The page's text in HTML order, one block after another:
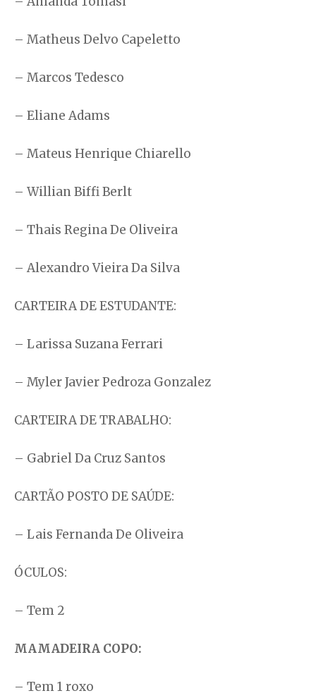
– Matheus Delvo Capeletto
– Marcos Tedesco
– Eliane Adams
– Mateus Henrique Chiarello
– Willian Biffi Berlt
– Thais Regina De Oliveira
– Alexandro Vieira Da Silva
CARTEIRA DE ESTUDANTE:
– Larissa Suzana Ferrari
– Myler Javier Pedroza Gonzalez
CARTEIRA DE TRABALHO:
– Gabriel Da Cruz Santos
CARTÃO POSTO DE SAÚDE:
– Lais Fernanda De Oliveira
ÓCULOS:
– Tem 2
MAMADEIRA COPO:
– Tem 1 roxo